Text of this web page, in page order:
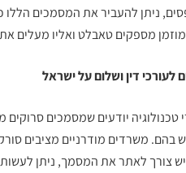
ניתן להעביר את המסמכים הללו
מספקים טאבלט ואליו מעלים
דיןושלום על ישראל
טכנולוגיה יודעים שמסמכים
בהם. משרדים מודרניים מציבים
צורך לאתר את המסמך, ניתן